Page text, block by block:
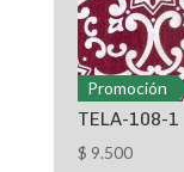
Promoción
TELA-108-1
$ 9.500